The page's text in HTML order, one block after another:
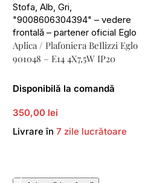
Aplica / Plafoniera BeIlizzi Eglo
901048 – E14 4X7,5W IP20
Disponibilă la comandă
350,00 lei
Livrare în 7 zile lucrătoare